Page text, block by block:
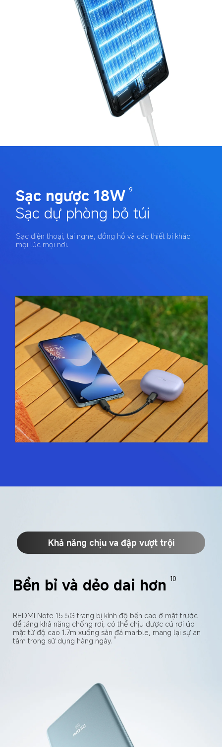
Sạc ngược 18W 9
Sạc dự phòng bỏ túi
Sạc điện thoại, tai nghe, đồng hồ và các thiết bị khác
mọi lúc mọi nơi.
Khả năng chịu va đập vượt trội
Bền bỉ và dẻo dai hơn 10
REDMI Note 15 5G trang bị kính độ bền cao ở mặt trước
để tăng khả năng chống rơi, có thể chịu được cú rơi úp
mặt từ độ cao 1.7m xuống sàn đá marble, mang lại sự an
tâm trong sử dụng hàng ngày.
11